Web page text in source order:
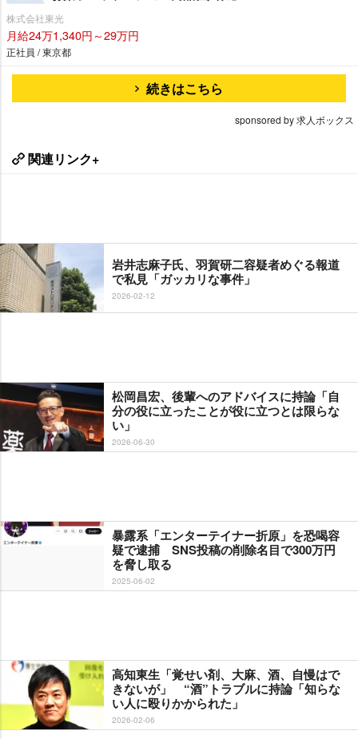
株式会社東光
月給24万1,340円～29万円
正社員 / 東京都
続きはこちら
sponsored by 求人ボックス
関連リンク+
井志麻子氏、羽賀研二容疑者めぐる報道
で私見「ガッカリな事件」
2026-02-12
松岡昌宏、後輩へのアドバイスに持論「自
分の役に立ったことが役に立つとは限らな
い」
2026-06-30
暴露系「エンターテイナー折原」を恐喝容
疑で逮捕 SNS投稿の削除名目で300万円
を脅し取る
2025-06-02
高知東生「覚せい剤、大麻、酒、自慢はで
きないが」 “酒”トラブルに持論「知らな
い人に殴りかかられた」
2026-02-06